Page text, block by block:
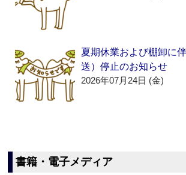
夏期休業および棚卸に
送）停止のお知らせ
2026年07月24日 (金)
書籍・電子メディア